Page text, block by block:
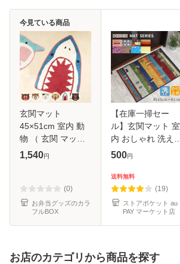
玄関マット
45×51cm 室内 動
物 （ 玄関 マット
アクセントマット
かわいい おもしろ
アニマル イ
1,540円
(0)
お弁当グッズのカラ
フルBOX
今見ている商品
【在庫一掃セー
ル】玄関マット 室
内 おしゃれ 洗える
転写プリントマッ
べるデザイン マル
チカラー キッチン
マット アク
500円
送料無料
(19)
ストアポケット au
PAY マーケット店
お店のカテゴリから商品を探す